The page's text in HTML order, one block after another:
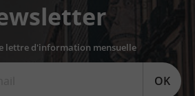
lettre d'information mensuelle
OK